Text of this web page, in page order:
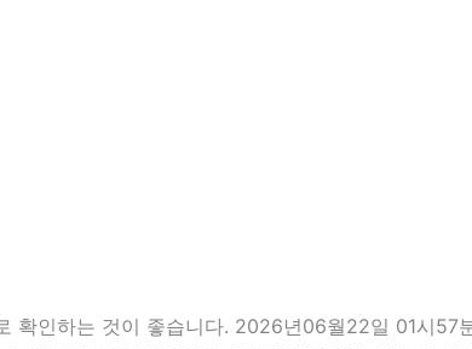
확인하는 것이 좋습니다. 2026년06월22일 01시57